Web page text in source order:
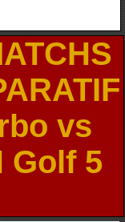
vs
Golf 5